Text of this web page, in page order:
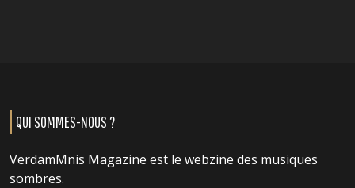
QUI SOMMES-NOUS ?
VerdamMnis Magazine est le webzine des musiques
sombres.